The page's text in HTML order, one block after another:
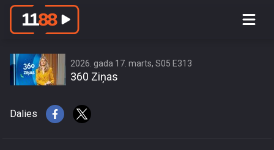
Izraēlas armija nogalinājusi Irānas
2026. gada 17. marts, S05 E313
360 Ziņas
Dalies